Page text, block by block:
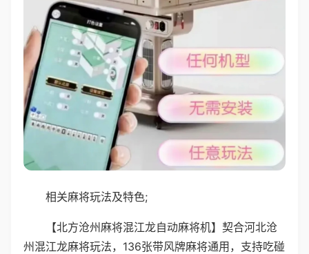
相关麻将玩法及特色;
【北方沧州麻将混江龙自动麻将机】契合河北沧
州混江龙麻将玩法，136张带风牌麻将通用，支持吃碰